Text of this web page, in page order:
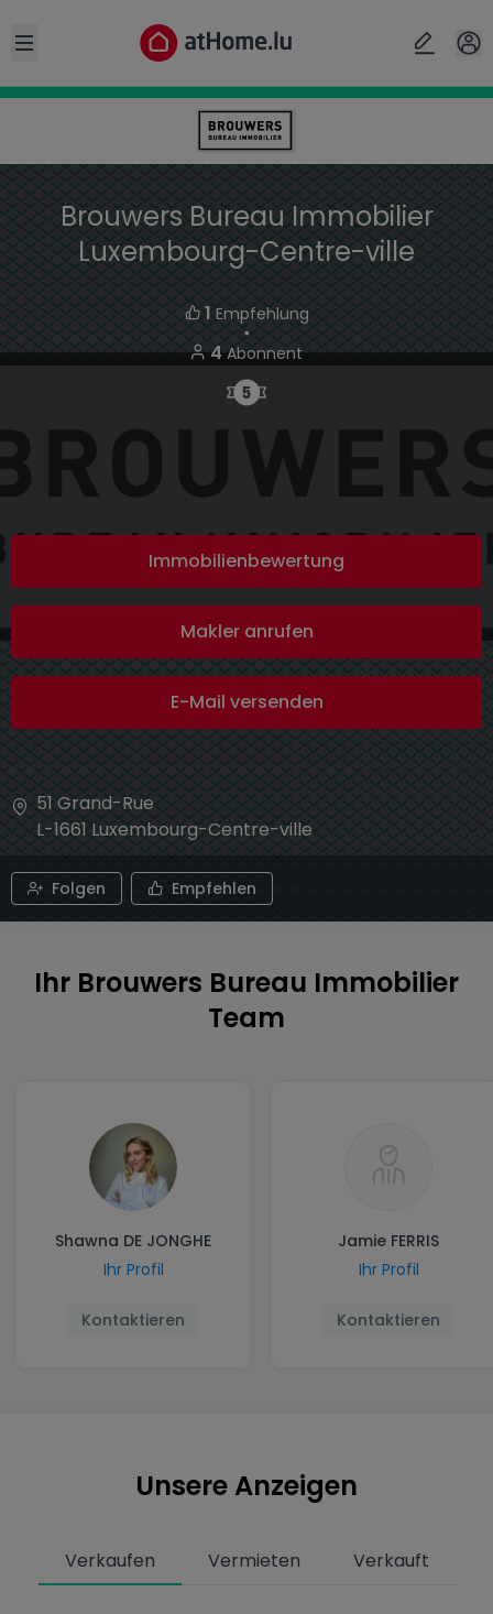
Open sidebar
Brouwers Bureau Immobilier
Luxembourg-Centre-ville
1 Empfehlung
・
4 Abonnent
Immobilienbewertung
Makler anrufen
E-Mail versenden
51 Grand-Rue
L-1661 Luxembourg-Centre-ville
Folgen Empfehlen
Ihr Brouwers Bureau Immobilier
Team
Shawna DE JONGHE
Ihr Profil
Kontaktieren
Jamie FERRIS
Ihr Profil
Kontaktieren
Unsere Anzeigen
Verkaufen Vermieten Verkauft